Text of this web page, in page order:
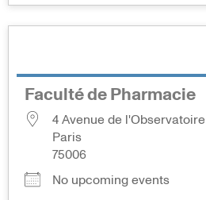
Faculté de Pharmacie
4 Avenue de l'Observatoire
Paris
75006
No upcoming events